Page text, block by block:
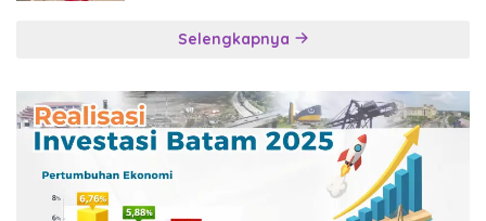
Selengkapnya